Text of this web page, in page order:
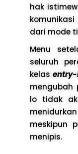
hak
dari mode
Menu
seluruh
kelas entry-
mengubah
lo tidak
meskipun
menipis.